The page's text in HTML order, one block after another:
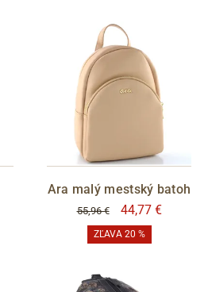
Ara malý mestský batoh
55,96 € 44,77 €
ZĽAVA 20 %